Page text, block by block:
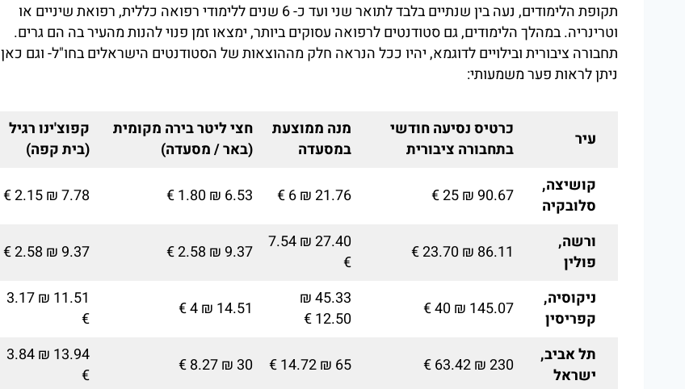
תקופת הלימודים, נעה בין שנתיים בלבד לתואר שני ועד כ- 6 שנים ללימודי רפואה כללית, רפואת שיניים או
וטרינריה. במהלך הלימודים, גם סטודנטים לרפואה עסוקים ביותר, ימצאו זמן פנוי להנות מהעיר בה הם גרים.
תחבורה ציבורית ובילויים לדוגמא, יהיו ככל הנראה חלק מההוצאות של הסטודנטים הישראלים בחו"ל- וגם כאן
ניתן לראות פער משמעותי:
עיר
כרטיס נסיעה חודשי
בתחבורה ציבורית
מנה ממוצעת
במסעדה
חצי ליטר בירה מקומית
(באר / מסעדה)
קפוצ'ינו רגיל
(בית קפה)
קושיצה,
סלובקיה
90.67 ₪ 25 €
21.76 ₪ 6 €
6.53 ₪ 1.80 €
7.78 ₪ 2.15 €
ורשה,
פולין
86.11 ₪ 23.70 €
27.40 ₪ 7.54
€
9.37 ₪ 2.58 €
9.37 ₪ 2.58 €
ניקוסיה,
קפריסין
145.07 ₪ 40 €
45.33 ₪
12.50 €
14.51 ₪ 4 €
11.51 ₪ 3.17
€
תל אביב,
ישראל
230 ₪ 63.42 €
65 ₪ 14.72 €
30 ₪ 8.27 €
13.94 ₪ 3.84
€